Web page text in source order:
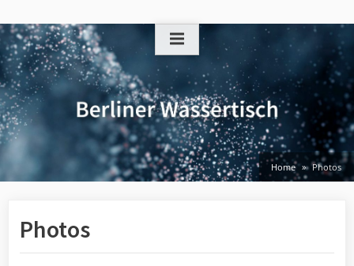
to
content
Home Photos
Photos